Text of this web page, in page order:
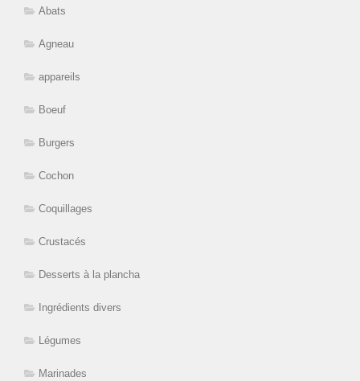
Abats
Agneau
appareils
Boeuf
Burgers
Cochon
Coquillages
Crustacés
Desserts à la plancha
Ingrédients divers
Légumes
Marinades